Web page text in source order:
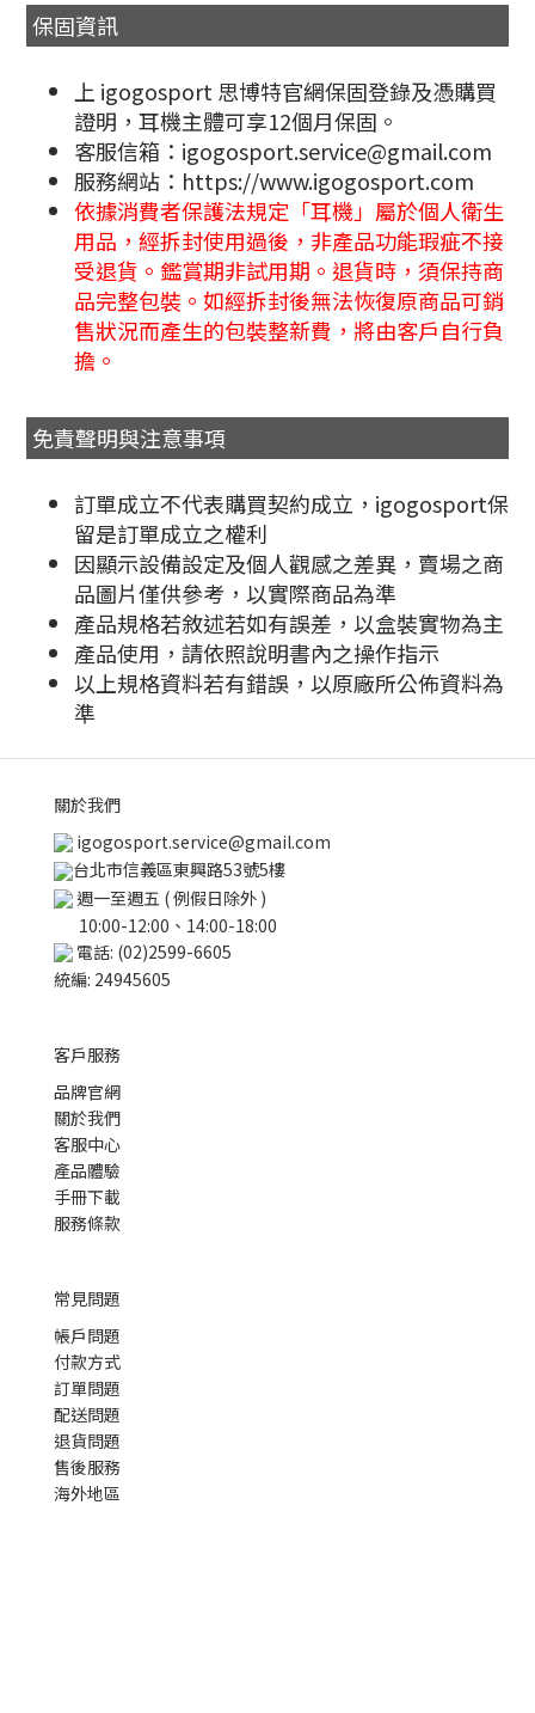
保固資訊
上 igogosport 思博特官網保固登錄及憑購買
證明，耳機主體可享12個月保固。
客服信箱：igogosport.service@gmail.com
服務網站：https://www.igogosport.com
依據消費者保護法規定「耳機」屬於個人衛生
用品，經拆封使用過後，非產品功能瑕疵不接
受退貨。鑑賞期非試用期。退貨時，須保持商
品完整包裝。如經拆封後無法恢復原商品可銷
售狀況而產生的包裝整新費，將由客戶自行負
擔。
免責聲明與注意事項
訂單成立不代表購買契約成立，igogosport保
留是訂單成立之權利
因顯示設備設定及個人觀感之差異，賣場之商
品圖片僅供參考，以實際商品為準
產品規格若敘述若如有誤差，以盒裝實物為主
產品使用，請依照說明書內之操作指示
以上規格資料若有錯誤，以原廠所公佈資料為
準
關於我們
igogosport.service@gmail.com
台北市信義區東興路53號5樓
週一至週五 ( 例假日除外 )
10:00-12:00、14:00-18:00
電話: (02)2599-6605
統編: 24945605
客戶服務
品牌官網
關於我們
客服中心
產品體驗
手冊下載
服務條款
常見問題
帳戶問題
付款方式
訂單問題
配送問題
退貨問題
售後服務
海外地區